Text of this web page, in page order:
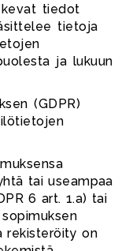
tiedot
tietoja
ja lukuun
(GDPR)
tai useampaa
6 art. 1.a) tai
rekisteröity on